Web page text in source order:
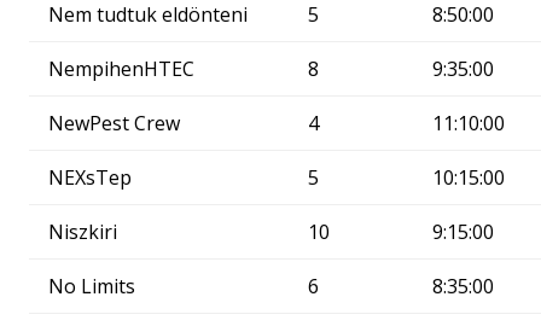
Nem tudtuk eldönteni 5 8:50:00
NempihenHTEC 8 9:35:00
NewPest Crew 4 11:10:00
NEXsTep 5 10:15:00
Niszkiri 10 9:15:00
No Limits 6 8:35:00